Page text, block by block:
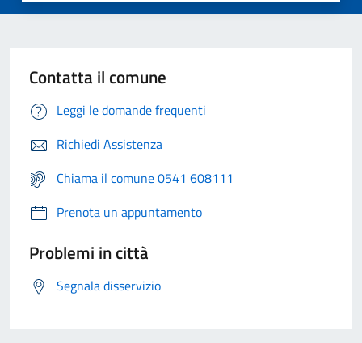
Contatta il comune
Leggi le domande frequenti
Richiedi Assistenza
Chiama il comune 0541 608111
Prenota un appuntamento
Problemi in città
Segnala disservizio